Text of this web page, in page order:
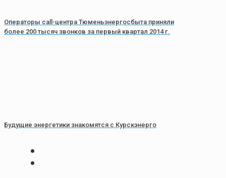
Операторы call-центра Тюменьэнергосбыта приняли
более 200 тысяч звонков за первый квартал 2014 г.
Будущие энергетики знакомятся с Курскэнерго